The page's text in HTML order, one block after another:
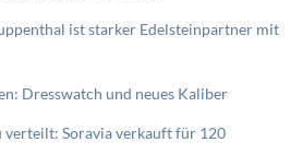
ist starker Edelsteinpartner mit
Dresswatch und neues Kaliber
Soravia verkauft für 120